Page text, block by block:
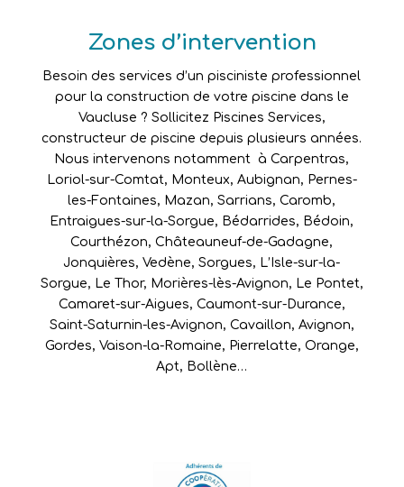
Zones d’intervention
Besoin des services d’un pisciniste professionnel
pour la construction de votre piscine dans le
Vaucluse ? Sollicitez Piscines Services,
constructeur de piscine depuis plusieurs années.
Nous intervenons notamment àCarpentras,
Loriol-sur-Comtat, Monteux, Aubignan, Pernes-
les-Fontaines, Mazan,Sarrians,Caromb,
Entraigues-sur-la-Sorgue, Bédarrides, Bédoin,
Courthézon,Châteauneuf-de-Gadagne,
Jonquières,Vedène,Sorgues, L’Isle-sur-la-
Sorgue, Le Thor, Morières-lès-Avignon, Le Pontet,
Camaret-sur-Aigues, Caumont-sur-Durance,
Saint-Saturnin-les-Avignon, Cavaillon, Avignon,
Gordes, Vaison-la-Romaine, Pierrelatte, Orange,
Apt, Bollène…